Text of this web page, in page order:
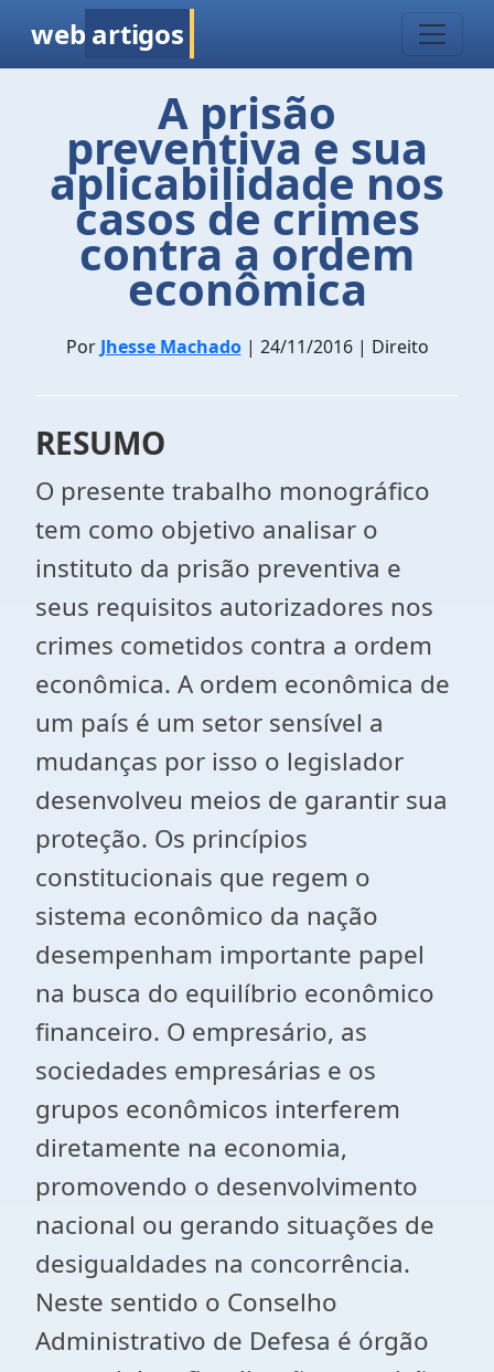
web artigos
A prisão
preventiva e sua
aplicabilidade nos
casos de crimes
contra a ordem
econômica
Por Jhesse Machado| 24/11/2016 | Direito
RESUMO
O presente trabalho monográfico
tem como objetivo analisar o
instituto da prisão preventiva e
seus requisitos autorizadores nos
crimes cometidos contra a ordem
econômica. A ordem econômica de
um país é um setor sensível a
mudanças por isso o legislador
desenvolveu meios de garantir sua
proteção. Os princípios
constitucionais que regem o
sistema econômico da nação
desempenham importante papel
na busca do equilíbrio econômico
financeiro. O empresário, as
sociedades empresárias e os
grupos econômicos interferem
diretamente na economia,
promovendo o desenvolvimento
nacional ou gerando situações de
desigualdades na concorrência.
Neste sentido o Conselho
Administrativo de Defesa é órgão